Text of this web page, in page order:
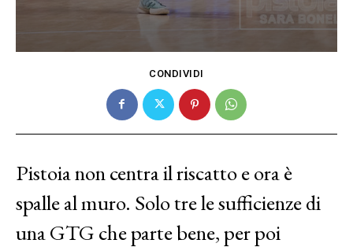
CONDIVIDI
Pistoia non centra il riscatto e ora è
spalle al muro. Solo tre le sufficienze di
una GTG che parte bene, per poi